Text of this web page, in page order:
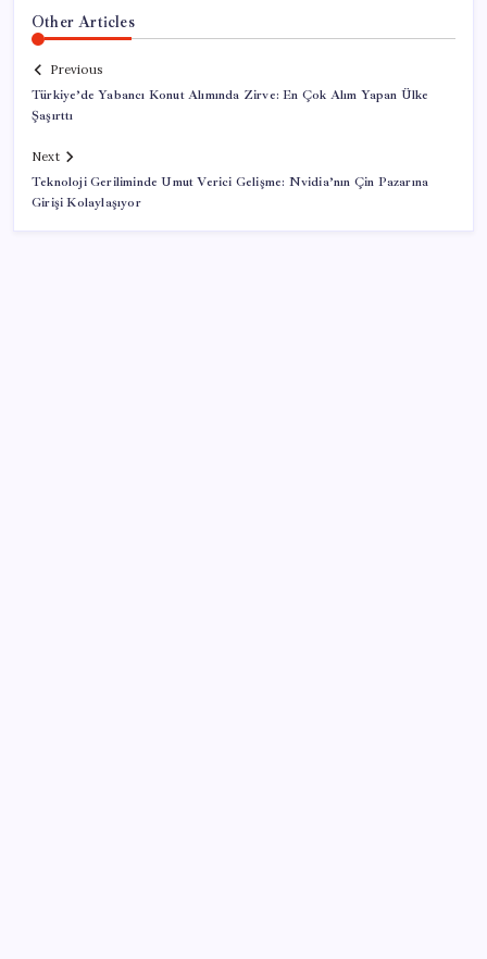
Other Articles
Previous
Türkiye’de Yabancı Konut Alımında Zirve: En Çok Alım Yapan Ülke
Şaşırttı
Next
Teknoloji Geriliminde Umut Verici Gelişme: Nvidia’nın Çin Pazarına
Girişi Kolaylaşıyor